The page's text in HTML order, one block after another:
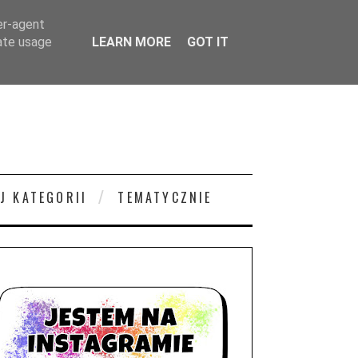
KATEGORII TEMATYCZNIE
agent
usage
LEARN MORE GOT IT